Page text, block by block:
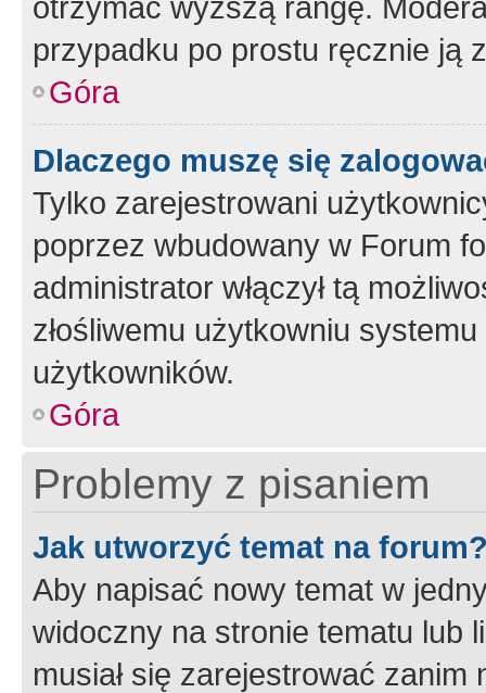
przypadku po prostu ręcznie ją
Góra
Dlaczego muszę się
Tylko zarejestrowani
poprzez wbudowany w Forum
administrator włączył tą
złośliwemu użytkowniu
użytkowników.
Góra
Problemy z pisaniem
Jak utworzyć temat na
Aby napisać nowy temat w
widoczny na stronie tematu lub
musiał się zarejestrować